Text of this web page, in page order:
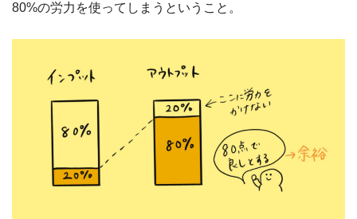
80%の労力を使ってしまうということ。